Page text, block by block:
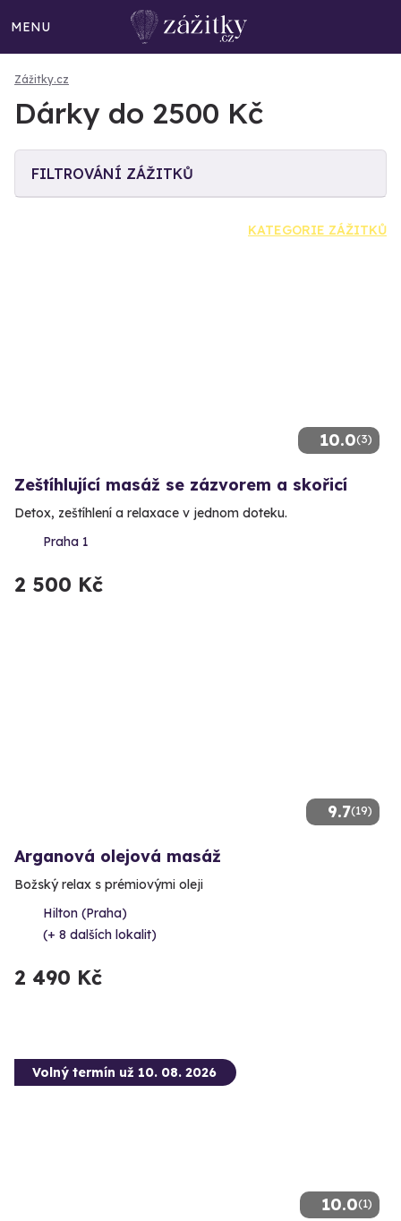
MENU
Zážitky.cz
Dárky do 2500 Kč
FILTROVÁNÍ ZÁŽITKŮ
KATEGORIE ZÁŽITKŮ
10.0(3)
Zeštíhlující masáž se zázvorem a skořicí
Detox, zeštíhlení a relaxace v jednom doteku.
Praha 1
2 500 Kč
9.7(19)
Arganová olejová masáž
Božský relax s prémiovými oleji
Hilton (Praha)
(+ 8 dalších lokalit)
2 490 Kč
10.0(1)
Volný termín už 10. 08. 2026